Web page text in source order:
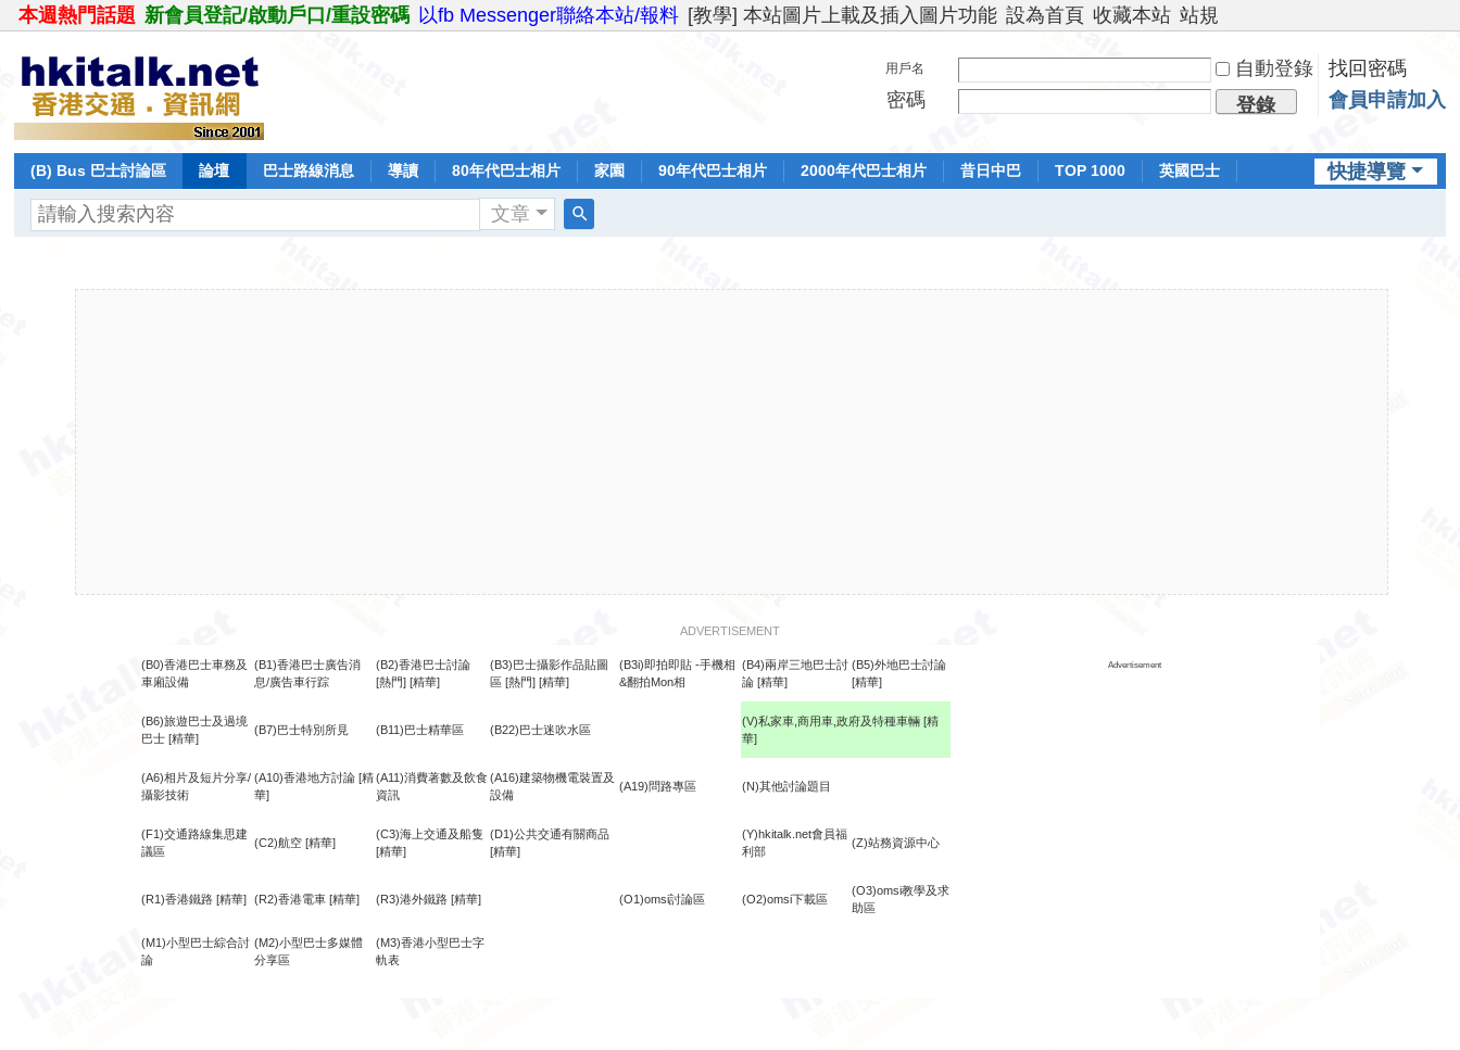
本週熱門話題 新會員登記/啟動戶口/重設密碼 以fb Messenger聯絡本站/報料 [教學] 本站圖片上載及插入圖片功能 設為首頁 收藏本站 站規
用戶名 自動登錄
找回密碼
密碼
登錄 會員申請加入
快捷導覽
(B) Bus 巴士討論區 論壇 巴士路線消息 導讀 80年代巴士相片 家園 90年代巴士相片 2000年代巴士相片 昔日中巴 TOP 1000
英國巴士
文章
ADVERTISEMENT
(B0)香港巴士車務及
車廂設備
(B1)香港巴士廣告消
息/廣告車行踪
(B2)香港巴士討論
[熱門] [精華]
(B3)巴士攝影作品貼圖
區 [熱門] [精華]
(B3i)即拍即貼 -手機相
&翻拍Mon相
(B4)兩岸三地巴士討
論 [精華]
(B5)外地巴士討論
[精華]
Advertisement
(B6)旅遊巴士及過境
巴士 [精華]
(B7)巴士特別所見 (B11)巴士精華區 (B22)巴士迷吹水區
(V)私家車,商用車,政府及特種車輛 [精
華]
(A6)相片及短片分享/
攝影技術
(A10)香港地方討論 [精
華]
(A11)消費著數及飲食
資訊
(A16)建築物機電裝置及
設備
(A19)問路專區 (N)其他討論題目
(F1)交通路線集思建
議區
(C2)航空 [精華]
(C3)海上交通及船隻
[精華]
(D1)公共交通有關商品
[精華]
(Y)hkitalk.net會員福
利部
(Z)站務資源中心
(R1)香港鐵路 [精華] (R2)香港電車 [精華] (R3)港外鐵路 [精華] (O1)omsi討論區 (O2)omsi下載區
(O3)omsi教學及求
助區
(M1)小型巴士綜合討
論
(M2)小型巴士多媒體
分享區
(M3)香港小型巴士字
軌表